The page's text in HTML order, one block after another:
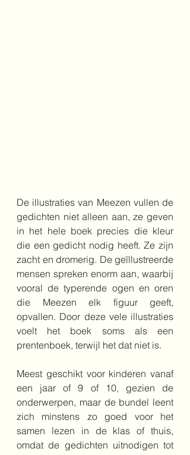
De illustraties van Meezen vullen de
gedichten niet alleen aan, ze geven
in het hele boek precies die kleur
die een gedicht nodig heeft. Ze zijn
zacht en dromerig. De geïllustreerde
mensen spreken enorm aan, waarbij
vooral de typerende ogen en oren
die Meezen elk figuur geeft,
opvallen. Door deze vele illustraties
voelt het boek soms als een
prentenboek, terwijl het dat niet is.
Meest geschikt voor kinderen vanaf
een jaar of 9 of 10, gezien de
onderwerpen, maar de bundel leent
zich minstens zo goed voor het
samen lezen in de klas of thuis,
omdat de gedichten uitnodigen tot